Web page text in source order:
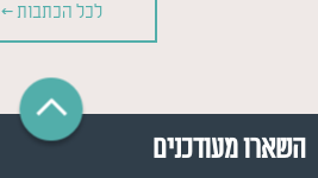
לכל הכתבות >
השארו מעודכנים